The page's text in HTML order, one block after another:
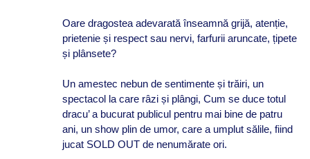
Oare dragostea adevarată înseamnă grijă, atenție,
prietenie și respect sau nervi, farfurii aruncate, țipete
și plânsete?
Un amestec nebun de sentimente și trăiri, un
spectacol la care râzi și plângi, Cum se duce totul
dracu’ a bucurat publicul pentru mai bine de patru
ani, un show plin de umor, care a umplut sălile, fiind
jucat SOLD OUT de nenumărate ori.